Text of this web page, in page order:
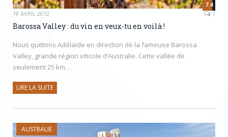
7.4
18 AVRIL 2012
1
Barossa Valley : du vin en veux-tu en voilà !
Nous quittons Adélaïde en direction de la fameuse Barossa
Valley, grande région viticole d’Australie. Cette vallée de
seulement 25 km…
LIRE LA SUITE
AUSTRALIE